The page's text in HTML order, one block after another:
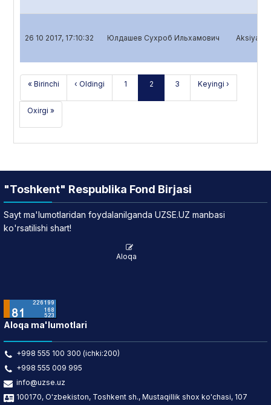
26 10 2017, 17:10:32 Юлдашев Сухроб Ильхамович
« Birinchi ‹ Oldingi 1 2 3 Keyingi ›
Oxirgi »
"Toshkent" Respublika Fond Birjasi
Sayt ma'lumotlaridan foydalanilganda UZSE.UZ manbasi
ko'rsatilishi shart!
Aloqa
Aloqa ma'lumotlari
+998 555 100 300 (ichki:200)
+998 555 009 995
info@uzse.uz
100170, O'zbekiston, Toshkent sh., Mustaqillik shox ko'chasi, 107